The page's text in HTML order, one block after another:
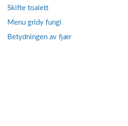
Skifte toalett
Menu gridy fungi
Betydningen av fjær